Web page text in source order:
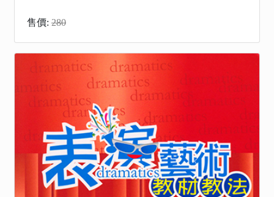
售價: 280